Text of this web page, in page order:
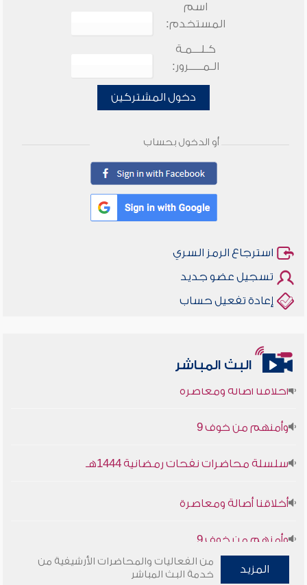
اسم
المستخدم:
كـلـــمـة
الـمـــــرور:
دخول المشتركين
أو الدخول بحساب
استرجاع الرمز السري
تسجيل عضو جديد
إعادة تفعيل حساب
البث المباشر
أخلاقنا أصالة ومعاصرة
سلسلة محاضرات نفحات رمضانية 1444هـ
المزيد
من الفعاليات والمحاضرات الأرشيفية من
خدمة البث المباشر